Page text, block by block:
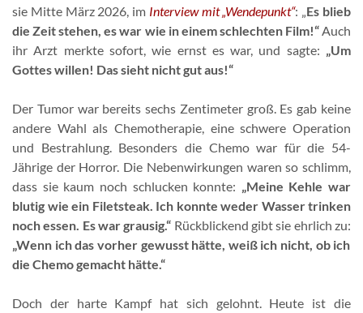
sie Mitte März 2026, im Interview mit „Wendepunkt“: „Es blieb
die Zeit stehen, es war wie in einem schlechten Film!“Auch
ihr Arzt merkte sofort, wie ernst es war, und sagte: „Um
Gottes willen! Das sieht nicht gut aus!“
Der Tumor war bereits sechs Zentimeter groß. Es gab keine
andere Wahl als Chemotherapie, eine schwere Operation
und Bestrahlung. Besonders die Chemo war für die 54-
Jährige der Horror. Die Nebenwirkungen waren so schlimm,
dass sie kaum noch schlucken konnte: „Meine Kehle war
blutig wie ein Filetsteak. Ich konnte weder Wasser trinken
noch essen. Es war grausig.“ Rückblickend gibt sie ehrlich zu:
„Wenn ich das vorher gewusst hätte, weiß ich nicht, ob ich
die Chemo gemacht hätte.“
Doch der harte Kampf hat sich gelohnt. Heute ist die